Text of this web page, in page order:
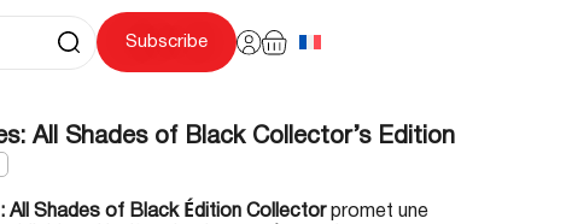
Subscribe
All Shades of Black Collector’s Edition
All Shades of Black Édition Collector promet une